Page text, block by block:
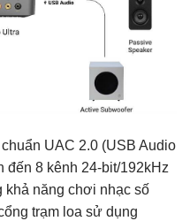
UAC 2.0 (USB Audio
đến 8 kênh 24-bit/192kHz
khả năng chơi nhạc số
trạm loa sử dụng